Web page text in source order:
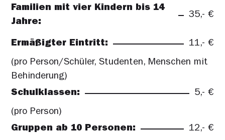
Familien mit vier Kindern bis 14
Jahre:
35,- €
Ermäßigter Eintritt:
11,- €
(pro Person/Schüler, Studenten, Menschen mit
Behinderung)
Schulklassen:
5,- €
(pro Person)
Gruppen ab 10 Personen:
12,- €